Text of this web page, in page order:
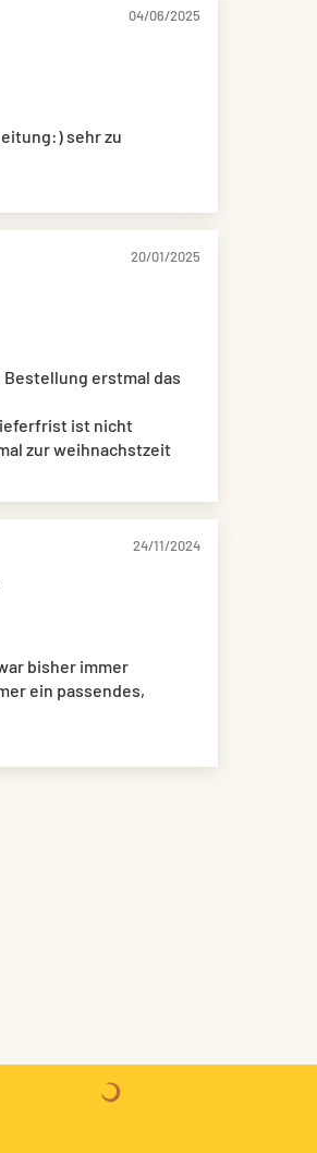
04/06/2025
sehr zu
20/01/2025
erstmal das
ist nicht
zur weihnachstzeit
24/11/2024
bisher immer
ein passendes,